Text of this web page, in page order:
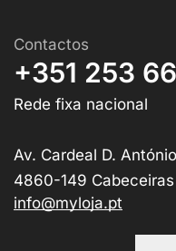
Contactos
+351 253
Rede fixa nacional
Av. Cardeal D.
4860-149
info@myloja.pt